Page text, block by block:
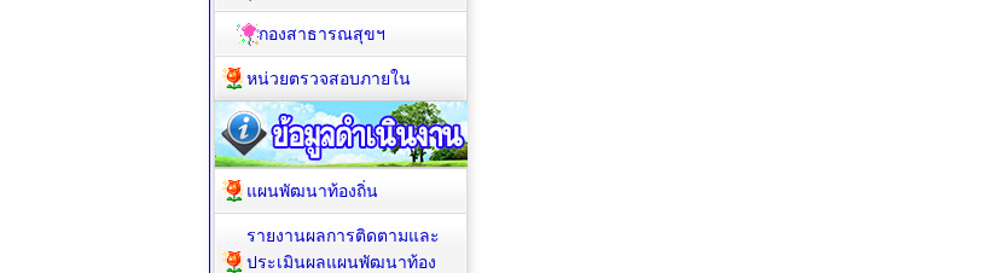
กองสาธารณสุขฯ
หน่วยตรวจสอบภายใน
แผนพัฒนาท้องถิ่น
รายงานผลการติดตามและ
ประเมินผลแผนพัฒนาท้อง